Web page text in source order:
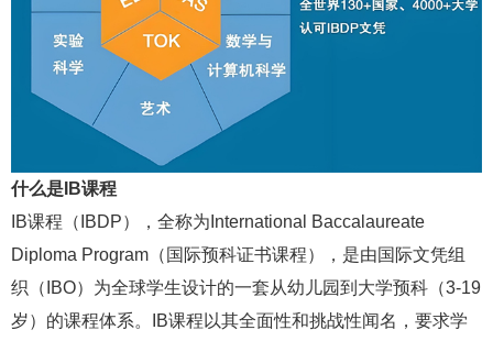
什么是IB课程
IB课程（IBDP），全称为International Baccalaureate
Diploma Program（国际预科证书课程），是由国际文凭组
织（IBO）为全球学生设计的一套从幼儿园到大学预科（3-19
岁）的课程体系。IB课程以其全面性和挑战性闻名，要求学